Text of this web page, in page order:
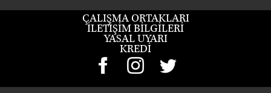
ÇALIŞMA ORTAKLARI
İLETIŞIM BILGILERI
YASAL UYARI
KREDI